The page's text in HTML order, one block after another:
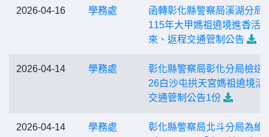
2026-04-16 學務處
函轉彰化縣警察局溪湖分局
115年大甲媽祖遶境進香活
來、返程交通管制公告
2026-04-14 學務處
彰化縣警察局彰化分局檢送
26白沙屯拱天宮媽祖遶境活
交通管制公告1份
2026-04-14 學務處
彰化縣警察局北斗分局為維